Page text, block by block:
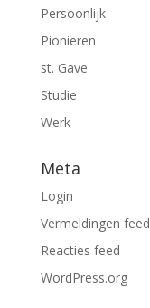
Persoonlijk
Pionieren
st. Gave
Studie
Werk
Meta
Login
Vermeldingen feed
Reacties feed
WordPress.org